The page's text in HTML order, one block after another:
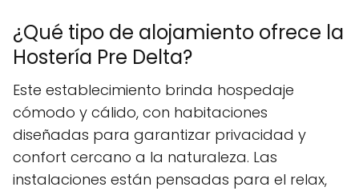
¿Qué tipo de alojamiento ofrece la
Hostería Pre Delta?
Este establecimiento brinda hospedaje
cómodo y cálido, con habitaciones
diseñadas para garantizar privacidad y
confort cercano a la naturaleza. Las
instalaciones están pensadas para el relax,